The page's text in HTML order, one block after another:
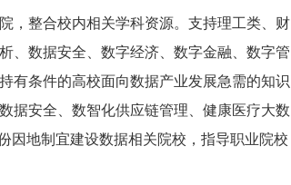
，整合校内相关学科资源。支持理工类、财
、数据安全、数字经济、数字金融、数字管
有条件的高校面向数据产业发展急需的知识
据安全、数智化供应链管理、健康医疗大数
因地制宜建设数据相关院校，指导职业院校